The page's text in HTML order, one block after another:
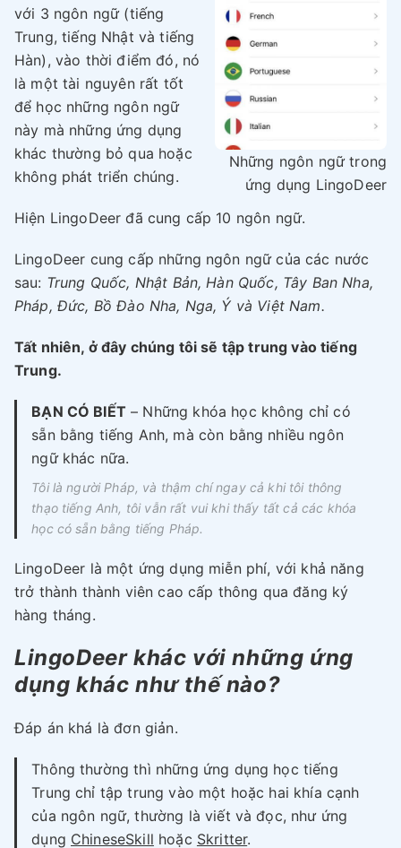
Những ngôn ngữ trong
ứng dụng LingoDeer
với 3 ngôn ngữ (tiếng
Trung, tiếng Nhật và tiếng
Hàn), vào thời điểm đó, nó
là một tài nguyên rất tốt
để học những ngôn ngữ
này mà những ứng dụng
khác thường bỏ qua hoặc
không phát triển chúng.
Hiện LingoDeer đã cung cấp 10 ngôn ngữ.
LingoDeer cung cấp những ngôn ngữ của các nước
sau: Trung Quốc, Nhật Bản, Hàn Quốc, Tây Ban Nha,
Pháp, Đức, Bồ Đào Nha, Nga, Ý và Việt Nam.
Tất nhiên, ở đây chúng tôi sẽ tập trung vào tiếng
Trung.
BẠN CÓ BIẾT – Những khóa học không chỉ có
sẵn bằng tiếng Anh, mà còn bằng nhiều ngôn
ngữ khác nữa.
Tôi là người Pháp, và thậm chí ngay cả khi tôi thông
thạo tiếng Anh, tôi vẫn rất vui khi thấy tất cả các khóa
học có sẵn bằng tiếng Pháp.
LingoDeer là một ứng dụng miễn phí, với khả năng
trở thành thành viên cao cấp thông qua đăng ký
hàng tháng.
LingoDeer khác với những ứng
dụng khác như thế nào?
Đáp án khá là đơn giản.
Thông thường thì những ứng dụng học tiếng
Trung chỉ tập trung vào một hoặc hai khía cạnh
của ngôn ngữ, thường là viết và đọc, như ứng
dụng ChineseSkill hoặc Skritter.